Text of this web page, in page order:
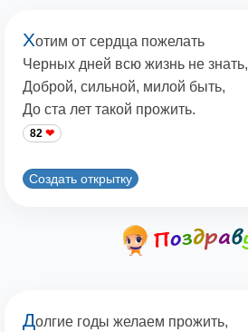
Хотим от сердца пожелать
Черных дней всю жизнь не знать,
Доброй, сильной, милой быть,
До ста лет такой прожить.
82
Создать открытку
Долгие годы желаем прожить,